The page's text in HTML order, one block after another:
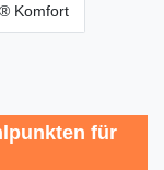
Komfort
für